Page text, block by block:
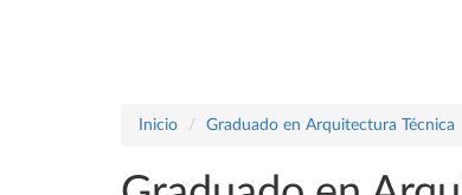
Inicio Graduado en Arquitectura Técnica